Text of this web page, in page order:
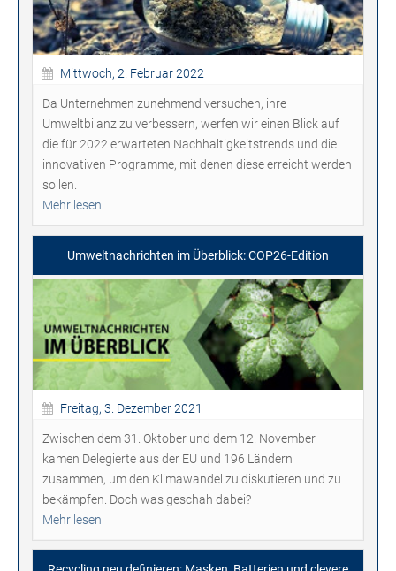
Mittwoch, 2. Februar 2022
Da Unternehmen zunehmend versuchen, ihre
Umweltbilanz zu verbessern, werfen wir einen Blick auf
die für 2022 erwarteten Nachhaltigkeitstrends und die
innovativen Programme, mit denen diese erreicht werden
sollen.
Mehr lesen
Umweltnachrichten im Überblick: COP26-Edition
Freitag, 3. Dezember 2021
Zwischen dem 31. Oktober und dem 12. November
kamen Delegierte aus der EU und 196 Ländern
zusammen, um den Klimawandel zu diskutieren und zu
bekämpfen. Doch was geschah dabei?
Mehr lesen